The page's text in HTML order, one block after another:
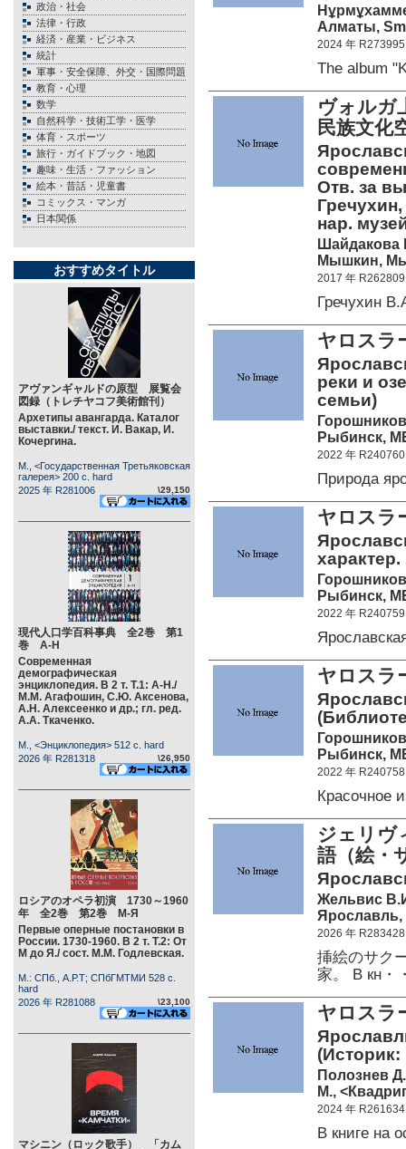
政治・社会
法律・行政
経済・産業・ビジネス
統計
軍事・安全保障、外交・国際問題
教育・心理
数学
自然科学・技術工学・医学
体育・スポーツ
旅行・ガイドブック・地図
趣味・生活・ファッション
絵本・昔話・児童書
コミックス・マンガ
日本関係
おすすめタイトル
アヴァンギャルドの原型 展覧会
図録（トレチヤコフ美術館刊）
Архетипы авангарда. Каталог
выставки./ текст. И. Вакар, И.
Кочергина.
М., <Государственная Третьяковская
галерея> 200 c. hard
2025 年 R281006
\29,150
現代人口学百科事典 全2巻 第1
巻 А-Н
Современная
демографическая
энциклопедия. В 2 т. Т.1: А-Н./
М.М. Агафошин, С.Ю. Аксенова,
А.Н. Алексеенко и др.; гл. ред.
А.А. Ткаченко.
М., <Энциклопедия> 512 c. hard
2026 年 R281318
\26,950
ロシアのオペラ初演 1730～1960
年 全2巻 第2巻 М-Я
Первые оперные постановки в
России. 1730-1960. В 2 т. Т.2: От
М до Я./ сост. М.М. Годлевская.
М.: СПб., А.Р.Т; СПбГМТМИ 528 c.
hard
2026 年 R281088
\23,100
マシニン（ロック歌手） 「カム
Алматы,
2024 年 R273995
The album
ヴォルガ
民族文化
Отв. за
нар.
Шайдакова
Мышкин,
2017 年 R262809
Гречухин
ヤロスラ
реки и
семьи)
Рыбинск,
2022 年 R240760
Природа
ヤロスラ
Рыбинск,
2022 年 R240759
ヤロスラ
Рыбинск,
2022 年 R240758
Красочное
ジェリヴ
語（絵
Жельвис
Ярославль,
2026 年 R283428
挿絵のサク
家。 В кн・
ヤロスラ
Полознев
М.,
2024 年 R261634
В книге на